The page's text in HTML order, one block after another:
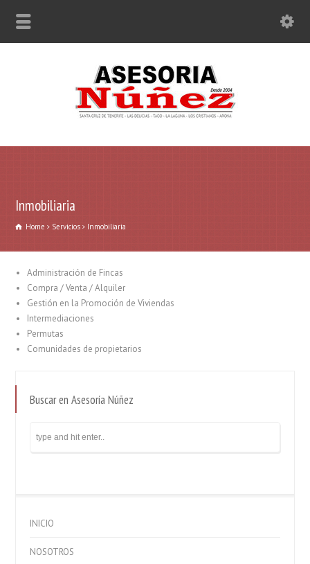
Inmobiliaria
Home Servicios Inmobiliaria
Administración de Fincas
Compra / Venta / Alquiler
Gestión en la Promoción de Viviendas
Intermediaciones
Permutas
Comunidades de propietarios
Buscar en Asesoría Núñez
INICIO
NOSOTROS